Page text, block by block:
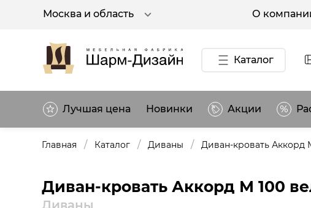
Москва и область О
Каталог
Лучшая цена Новинки Акции
Главная / Каталог / Диваны / Диван-кровать
Диван-кровать Аккорд М 100
Диваны